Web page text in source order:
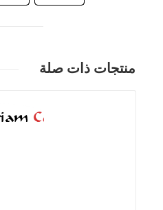
منتجات ذات صلة